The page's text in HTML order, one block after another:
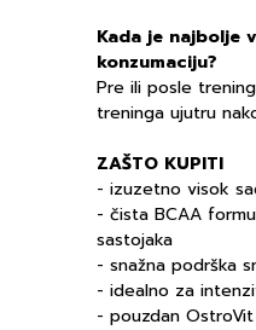
Kada je najbolje
konzumaciju?
Pre ili posle
treninga ujutru
ZAŠTO KUPITI
- izuzetno visok
- čista BCAA
sastojaka
- snažna podrška
- idealno za
- pouzdan